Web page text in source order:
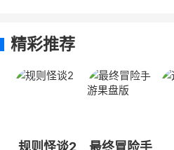
精彩推荐
规则怪谈2
最终冒险手